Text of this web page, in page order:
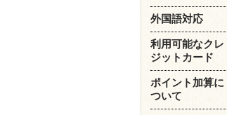
外国語対応
利用可能なクレ
ジットカード
ポイント加算に
ついて